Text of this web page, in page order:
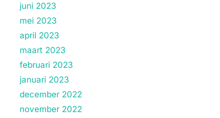
juni 2023
mei 2023
april 2023
maart 2023
februari 2023
januari 2023
december 2022
november 2022